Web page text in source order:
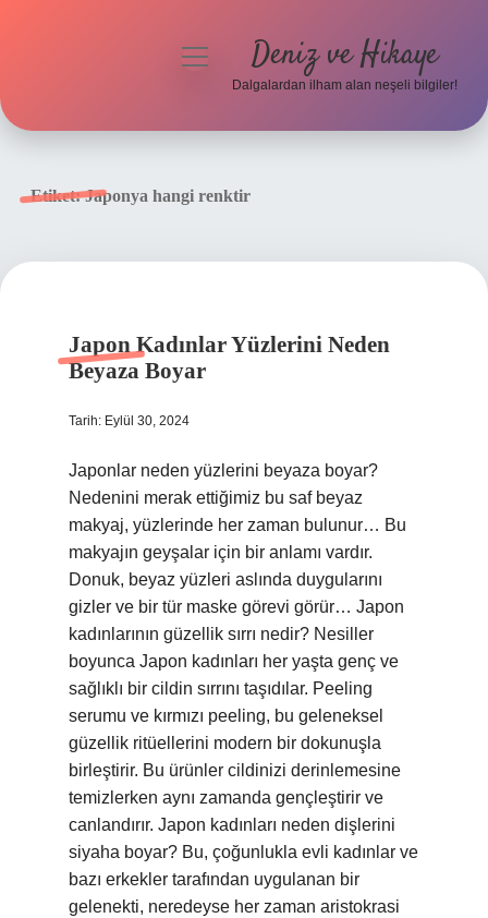
menüyü
Deniz ve Hikaye
Dalgalardan ilham alan neşeli bilgiler!
Etiket:Japonya hangi renktir
Japon Kadınlar Yüzlerini Neden
Beyaza Boyar
Tarih: Eylül 30, 2024
Japonlar neden yüzlerini beyaza boyar?
Nedenini merak ettiğimiz bu saf beyaz
makyaj, yüzlerinde her zaman bulunur… Bu
makyajın geyşalar için bir anlamı vardır.
Donuk, beyaz yüzleri aslında duygularını
gizler ve bir tür maske görevi görür… Japon
kadınlarının güzellik sırrı nedir? Nesiller
boyunca Japon kadınları her yaşta genç ve
sağlıklı bir cildin sırrını taşıdılar. Peeling
serumu ve kırmızı peeling, bu geleneksel
güzellik ritüellerini modern bir dokunuşla
birleştirir. Bu ürünler cildinizi derinlemesine
temizlerken aynı zamanda gençleştirir ve
canlandırır. Japon kadınları neden dişlerini
siyaha boyar? Bu, çoğunlukla evli kadınlar ve
bazı erkekler tarafından uygulanan bir
gelenekti, neredeyse her zaman aristokrasi